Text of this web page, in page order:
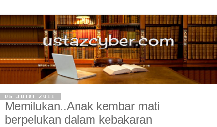
05 Julai 2011
Memilukan..Anak kembar mati
berpelukan dalam kebakaran